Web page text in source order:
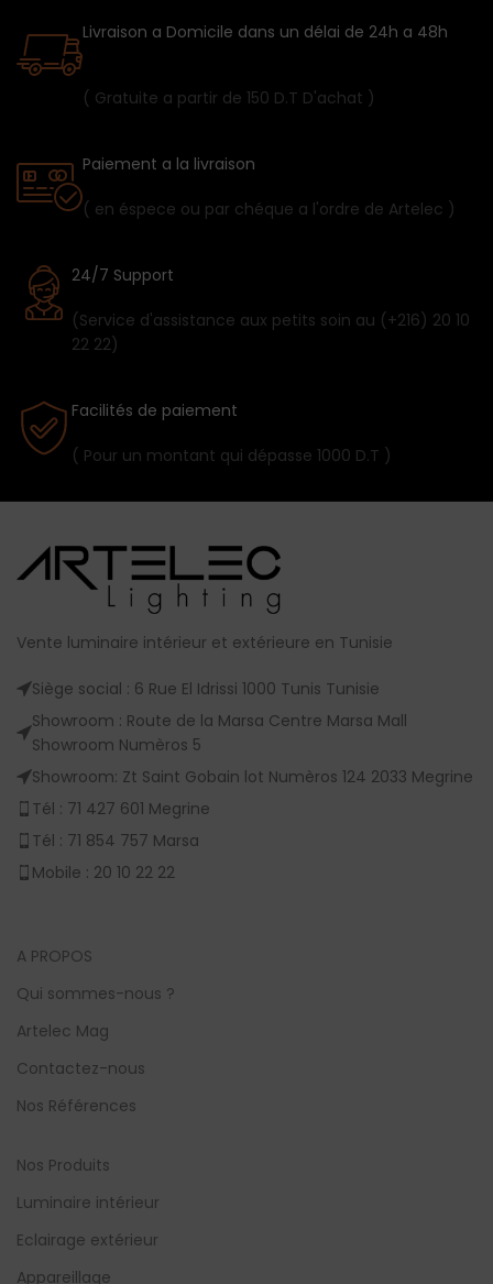
Livraison a Domicile dans un délai de 24h a 48h
( Gratuite a partir de 150 D.T D'achat )
Paiement a la livraison
( en éspece ou par chéque a l'ordre de Artelec )
24/7 Support
(Service d'assistance aux petits soin au (+216) 20 10
22 22)
Facilités de paiement
( Pour un montant qui dépasse 1000 D.T )
Vente luminaire intérieur et extérieure en Tunisie
Siège social : 6 Rue El Idrissi 1000 Tunis Tunisie
Showroom : Route de la Marsa Centre Marsa Mall
Showroom Numèros 5
Showroom: Zt Saint Gobain lot Numèros 124 2033 Megrine
Tél : 71 427 601 Megrine
Tél : 71 854 757 Marsa
Mobile : 20 10 22 22
A PROPOS
Qui sommes-nous ?
Artelec Mag
Contactez-nous
Nos Références
Nos Produits
Luminaire intérieur
Eclairage extérieur
Appareillage